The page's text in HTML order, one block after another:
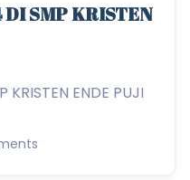
SMP KRISTEN
ENDE PUJI